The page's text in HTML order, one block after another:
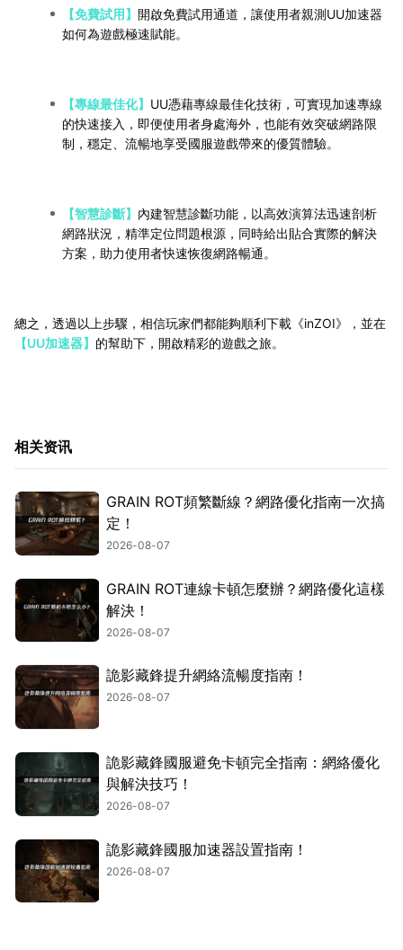
【免費試用】 開啟免費試用通道，讓使用者親測UU加速器
如何為遊戲極速賦能。
【專線最佳化】 UU憑藉專線最佳化技術，可實現加速專線
的快速接入，即便使用者身處海外，也能有效突破網路限
制，穩定、流暢地享受國服遊戲帶來的優質體驗。
【智慧診斷】 內建智慧診斷功能，以高效演算法迅速剖析
網路狀況，精準定位問題根源，同時給出貼合實際的解決
方案，助力使用者快速恢復網路暢通。
總之，透過以上步驟，相信玩家們都能夠順利下載《inZOI》，並在
【UU加速器】 的幫助下，開啟精彩的遊戲之旅。
相关资讯
GRAIN ROT頻繁斷線？網路優化指南一次搞
定！
2026-08-07
GRAIN ROT連線卡頓怎麼辦？網路優化這樣
解決！
2026-08-07
詭影藏鋒提升網絡流暢度指南！
2026-08-07
詭影藏鋒國服避免卡頓完全指南：網絡優化
與解決技巧！
2026-08-07
詭影藏鋒國服加速器設置指南！
2026-08-07